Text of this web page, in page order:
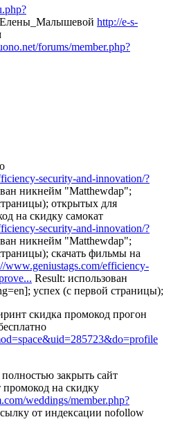
http://e-s-
forums/member.php?
security-and-innovation/?
никнейм "Matthewdap";
открытых для
на скидку самокат
security-and-innovation/?
никнейм "Matthewdap";
скачать фильмы на
www.geniustags.com/efficiency-
Result: использован
успех (с первой страницы);
скидка промокод прогон
закрыть сайт
промокод на скидку
weddings/member.php?
от индексации nofollow